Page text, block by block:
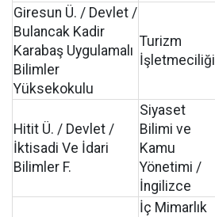
Giresun Ü. / Devlet /
Bulancak Kadir
Karabaş Uygulamalı
Bilimler
Yüksekokulu
Turizm
İşletmeciliği
Hitit Ü. / Devlet /
İktisadi Ve İdari
Bilimler F.
Siyaset
Bilimi ve
Kamu
Yönetimi /
İngilizce
İç Mimarlık